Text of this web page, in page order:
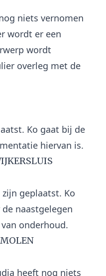
niets vernomen
wordt er een
wordt
overleg met de
Ko gaat bij de
geplaatst. Ko
naastgelegen
heeft nog niets